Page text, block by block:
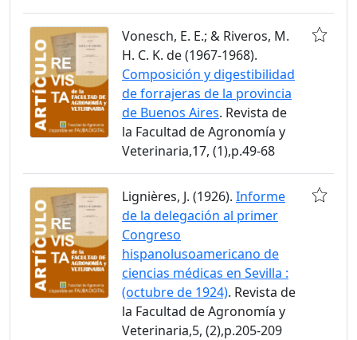
Vonesch, E. E.; & Riveros, M.
H. C. K. de (1967-1968).
Composición y digestibilidad
de forrajeras de la provincia
de Buenos Aires. Revista de
la Facultad de Agronomía y
Veterinaria,17, (1),p.49-68
Lignières, J. (1926). Informe
de la delegación al primer
Congreso
hispanolusoamericano de
ciencias médicas en Sevilla :
(octubre de 1924). Revista de
la Facultad de Agronomía y
Veterinaria,5, (2),p.205-209